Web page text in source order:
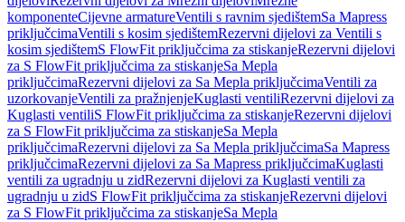
komponenteCijevne armatureVentili s ravnim sjedištemSa Mapress
priključcimaVentili s kosim sjedištemRezervni dijelovi za Ventili s
kosim sjedištemS FlowFit priključcima za stiskanjeRezervni dijelovi
za S FlowFit priključcima za stiskanjeSa Mepla
priključcimaRezervni dijelovi za Sa Mepla priključcimaVentili za
uzorkovanjeVentili za pražnjenjeKuglasti ventiliRezervni dijelovi za
Kuglasti ventiliS FlowFit priključcima za stiskanjeRezervni dijelovi
za S FlowFit priključcima za stiskanjeSa Mepla
priključcimaRezervni dijelovi za Sa Mepla priključcimaSa Mapress
priključcimaRezervni dijelovi za Sa Mapress priključcimaKuglasti
ventili za ugradnju u zidRezervni dijelovi za Kuglasti ventili za
ugradnju u zidS FlowFit priključcima za stiskanjeRezervni dijelovi
za S FlowFit priključcima za stiskanjeSa Mepla